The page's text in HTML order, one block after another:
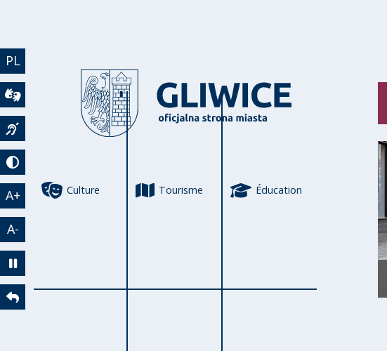
PL
Wideotłumacz
Język migowy
Tryb kontrastowy
A+
A-
Zatrzymaj animację
Powrót
Culture Tourisme Éducation